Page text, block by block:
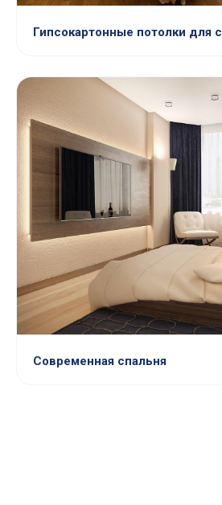
Гипсокартонные потолки для
Современная спальня